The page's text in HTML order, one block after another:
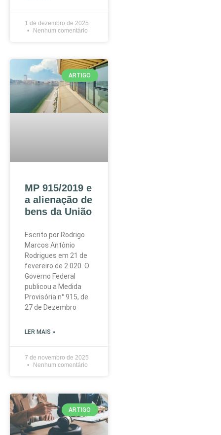
1 de dezembro de 2025
Nenhum comentário
ARTIGO
MP 915/2019 e
a alienação de
bens da União
Escrito por Rodrigo
Marcos Antônio
Rodrigues em 21 de
fevereiro de 2.020. O
Governo Federal
publicou a Medida
Provisória n° 915, de
27 de Dezembro
LER MAIS »
7 de novembro de 2025
Nenhum comentário
ARTIGO